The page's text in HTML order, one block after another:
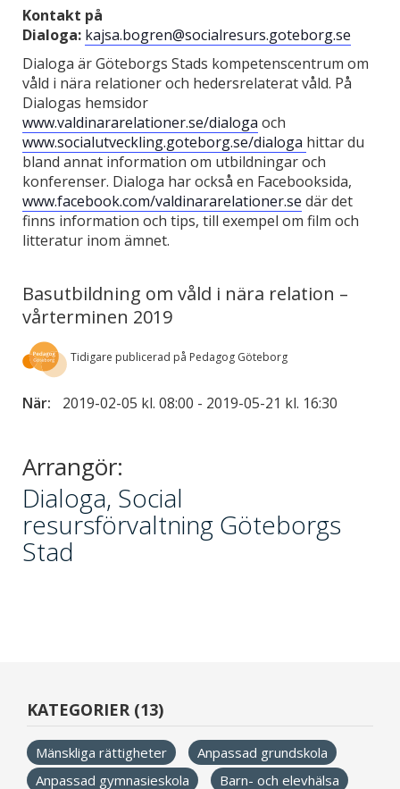
Kontakt på
Dialoga: kajsa.bogren@socialresurs.goteborg.se
Dialoga är Göteborgs Stads kompetenscentrum om
våld i nära relationer och hedersrelaterat våld. På
Dialogas hemsidor
www.valdinararelationer.se/dialoga och
www.socialutveckling.goteborg.se/dialoga hittar du
bland annat information om utbildningar och
konferenser. Dialoga har också en Facebooksida,
www.facebook.com/valdinararelationer.se där det
finns information och tips, till exempel om film och
litteratur inom ämnet.
Basutbildning om våld i nära relation –
vårterminen 2019
Tidigare publicerad på Pedagog Göteborg
När: 2019-02-05 kl. 08:00 - 2019-05-21 kl. 16:30
Arrangör:
Dialoga, Social
resursförvaltning Göteborgs
Stad
KATEGORIER (13)
Mänskliga rättigheter
Anpassad grundskola
Anpassad gymnasieskola
Barn- och elevhälsa